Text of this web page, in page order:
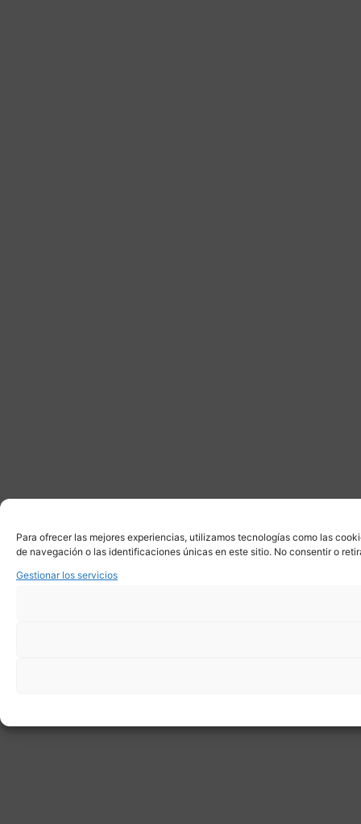
Para ofrecer las mejores experiencias, utilizamos tecnologías como las
de navegación o las identificaciones únicas en este sitio. No consentir o
Gestionar los servicios